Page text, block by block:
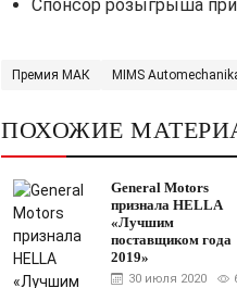
Спонсор розыгрыша
Премия МАК MIMS
ПОХОЖИЕ
General Motors
признала HELLA
«Лучшим
поставщиком года
2019»
30 июля 2020